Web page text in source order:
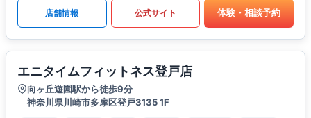
店舗情報 公式サイト 体験・相談予約
エニタイムフィットネス登戸店
向ヶ丘遊園駅から徒歩9分
神奈川県川崎市多摩区登戸3135 1F